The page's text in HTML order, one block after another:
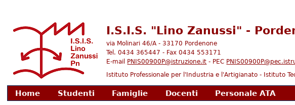
I.S.I.S. "Lino Zanussi" -
via Molinari 46/A - 33170 Pordenone
Tel. 0434 365447 - Fax 0434 553171
E-mail
PNIS00900P@istruzione.it - PEC
Istituto Professionale per l'Industria e l'Artigianato - Istituto
principale
Home Studenti Famiglie Docenti Personale ATA